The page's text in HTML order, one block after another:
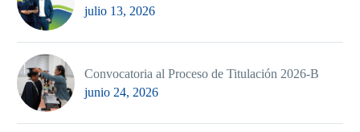
julio 13, 2026
Convocatoria al Proceso de Titulación 2026-B
junio 24, 2026